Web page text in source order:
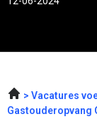
Vacatures
Gastouderopvang